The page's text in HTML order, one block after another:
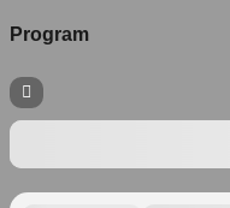
Program